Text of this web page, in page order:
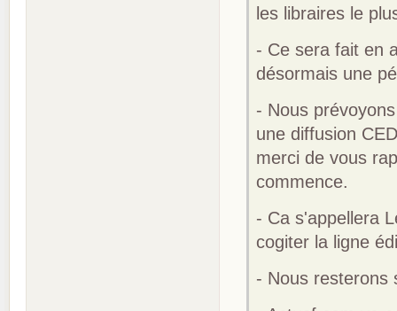
les libraires le
- Ce sera fait en
désormais une
- Nous
une diffusion
merci de vous
commence.
- Ca s'appellera
cogiter la ligne
- Nous resterons